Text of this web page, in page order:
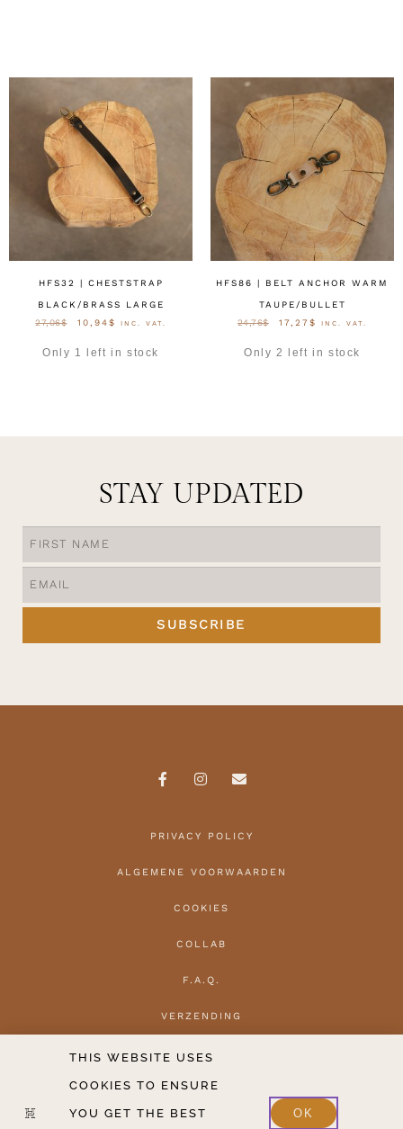
HFS32 | CHESTSTRAP
BLACK/BRASS LARGE
27,06$ 10,94$ INC. VAT.
Only 1 left in stock
HFS86 | BELT ANCHOR WARM
TAUPE/BULLET
24,76$ 17,27$ INC. VAT.
Only 2 left in stock
STAY UPDATED
SUBSCRIBE
PRIVACY POLICY
ALGEMENE VOORWAARDEN
COOKIES
COLLAB
F.A.Q.
VERZENDING
HERROEPEN
CONTACT
THIS WEBSITE USES
COOKIES TO ENSURE
YOU GET THE BEST OK